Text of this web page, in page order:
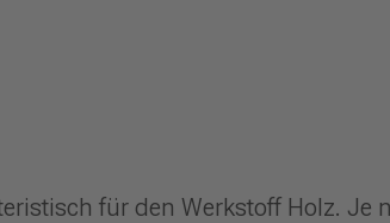
für den Werkstoff Holz. Je